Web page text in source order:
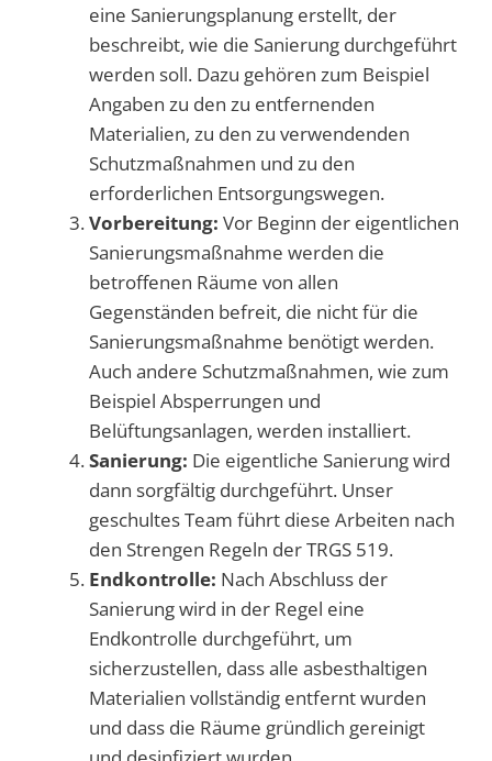
eine Sanierungsplanung erstellt, der
beschreibt, wie die Sanierung durchgeführt
werden soll. Dazu gehören zum Beispiel
Angaben zu den zu entfernenden
Materialien, zu den zu verwendenden
Schutzmaßnahmen und zu den
erforderlichen Entsorgungswegen.
Vorbereitung: Vor Beginn der eigentlichen
Sanierungsmaßnahme werden die
betroffenen Räume von allen
Gegenständen befreit, die nicht für die
Sanierungsmaßnahme benötigt werden.
Auch andere Schutzmaßnahmen, wie zum
Beispiel Absperrungen und
Belüftungsanlagen, werden installiert.
Sanierung: Die eigentliche Sanierung wird
dann sorgfältig durchgeführt. Unser
geschultes Team führt diese Arbeiten nach
den Strengen Regeln der TRGS 519.
Endkontrolle: Nach Abschluss der
Sanierung wird in der Regel eine
Endkontrolle durchgeführt, um
sicherzustellen, dass alle asbesthaltigen
Materialien vollständig entfernt wurden
und dass die Räume gründlich gereinigt